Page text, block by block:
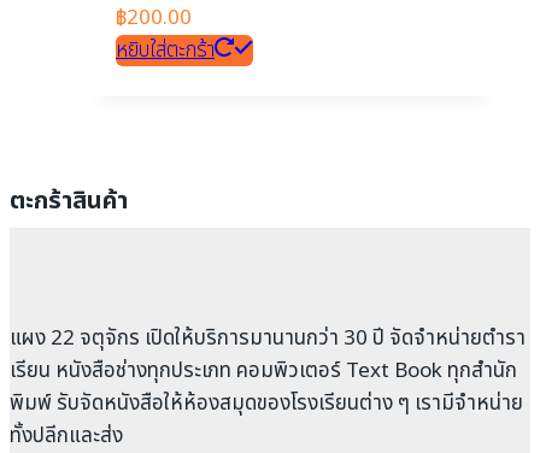
฿200.00
หยิบใส่ตะกร้า
ตะกร้าสินค้า
แผง 22 จตุจักร เปิดให้บริการมานานกว่า 30 ปี จัดจำหน่ายตำรา
เรียน หนังสือช่างทุกประเภท คอมพิวเตอร์ Text Book ทุกสำนัก
พิมพ์ รับจัดหนังสือให้ห้องสมุดของโรงเรียนต่าง ๆ เรามีจำหน่าย
ทั้งปลีกและส่ง